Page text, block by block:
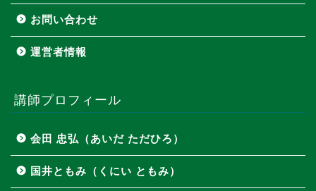
お問い合わせ
運営者情報
講師プロフィール
会田 忠弘（あいだ ただひろ）
国井ともみ（くにい ともみ）